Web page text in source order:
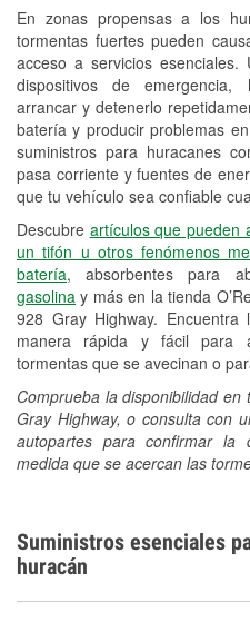
En zonas propensas a los
tormentas fuertes pueden
acceso a servicios
dispositivos de
arrancar y detenerlo
batería y producir problemas
suministros para huracanes
pasa corriente y fuentes de
que tu vehículo sea confiable
Descubre artículos que pueden
un tifón u otros fenómenos
batería, absorbentes para
gasolina y más en la tienda
928 Gray Highway.
manera rápida y fácil para
tormentas que se avecinan o
Comprueba la disponibilidad
Gray Highway, o consulta con
autopartes para confirmar la
medida que se acercan las
freno
Hurricane
Conoce más
Suministros esenciales
huracán